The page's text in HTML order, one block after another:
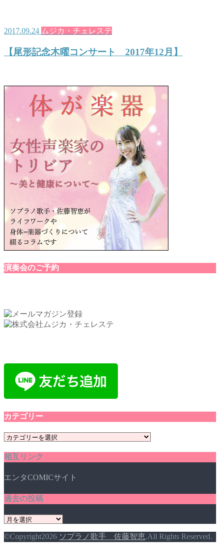
2017.09.24 ムジカ・チェレステ
【尾形記念木曜コンサート 2017年12月】
演奏会のご予約
カテゴリー
カ
ゴ
ー
相互リンク
エンタCOMICサイト
過去の投稿
過
の
©Copyright2026 ソプラノ歌手 佐藤智恵.All Rights Reserved.